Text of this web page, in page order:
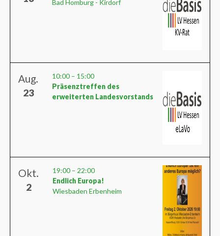
Bad Homburg - Kirdorf
Aug.
23
10:00 – 15:00
Präsenztreffen des
erweiterten Landesvorstands
Okt.
2
19:00 – 22:00
Endlich Europa!
Wiesbaden Erbenheim